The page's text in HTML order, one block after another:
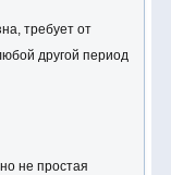
требует от
другой период
не простая